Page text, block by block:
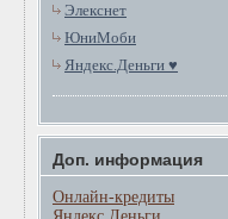
Элекснет
ЮниМоби
Яндекс.Деньги ♥
Доп. информация
Онлайн-кредиты